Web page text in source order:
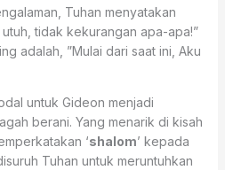
Tuhan menyatakan
utuh, tidak kekurangan apa-apa!”
adalah, ”Mulai dari saat ini, Aku
untuk Gideon menjadi
berani. Yang menarik di kisah
‘shalom’ kepada
Tuhan untuk meruntuhkan